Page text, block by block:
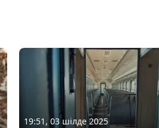
19:51, 03 шілде 2025